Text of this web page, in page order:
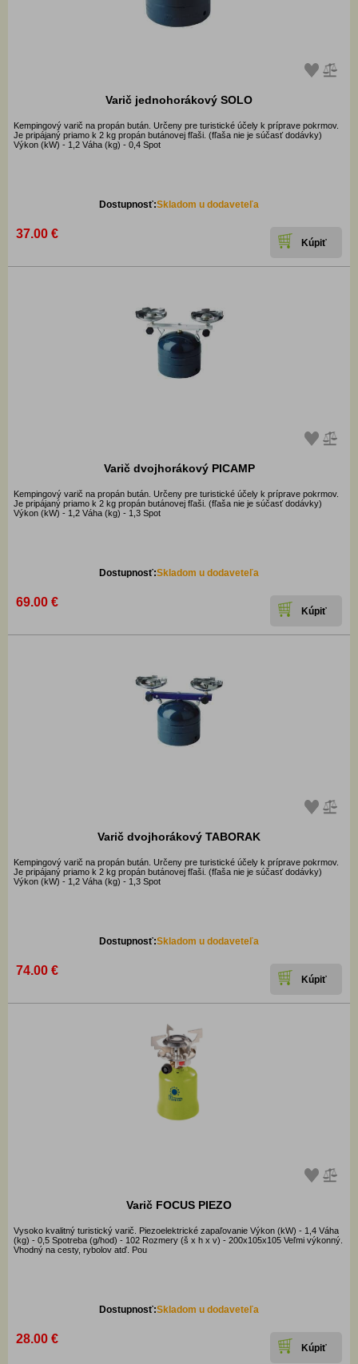
Varič jednohorákový SOLO
Kempingový varič na propán bután. Určeny pre turistické účely k príprave pokrmov.
Je pripájaný priamo k 2 kg propán butánovej fľaši. (fľaša nie je súčasť dodávky)
Výkon (kW) - 1,2 Váha (kg) - 0,4 Spot
Dostupnosť:Skladom u dodaveteľa
37.00 €
Varič dvojhorákový PICAMP
Kempingový varič na propán bután. Určeny pre turistické účely k príprave pokrmov.
Je pripájaný priamo k 2 kg propán butánovej fľaši. (fľaša nie je súčasť dodávky)
Výkon (kW) - 1,2 Váha (kg) - 1,3 Spot
Dostupnosť:Skladom u dodaveteľa
69.00 €
Varič dvojhorákový TABORAK
Kempingový varič na propán bután. Určeny pre turistické účely k príprave pokrmov.
Je pripájaný priamo k 2 kg propán butánovej fľaši. (fľaša nie je súčasť dodávky)
Výkon (kW) - 1,2 Váha (kg) - 1,3 Spot
Dostupnosť:Skladom u dodaveteľa
74.00 €
Varič FOCUS PIEZO
Vysoko kvalitný turistický varič. Piezoelektrické zapaľovanie Výkon (kW) - 1,4 Váha
(kg) - 0,5 Spotreba (g/hod) - 102 Rozmery (š x h x v) - 200x105x105 Veľmi výkonný.
Vhodný na cesty, rybolov atď. Pou
Dostupnosť:Skladom u dodaveteľa
28.00 €